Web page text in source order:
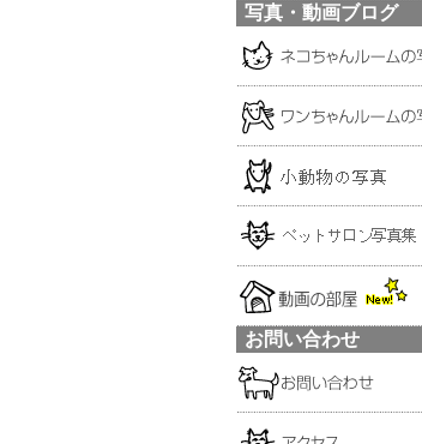
写真・動画ブログ
お問い合わせ